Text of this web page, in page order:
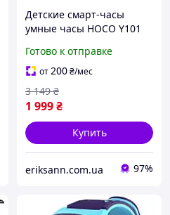
Детские смарт-часы
умные часы HOCO Y101
680mAh голубой
Готово к отправке
от200₴/мес
1 999₴
3 149 ₴
Купить
eriksann.com.ua 97%